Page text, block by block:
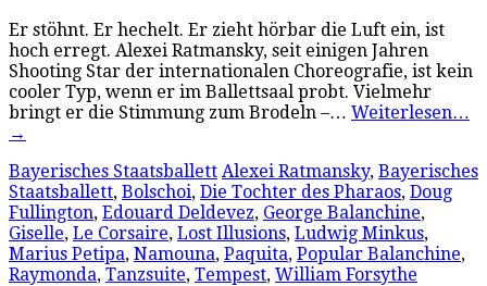
Er stöhnt. Er hechelt. Er zieht hörbar die Luft ein, ist
hoch erregt. Alexei Ratmansky, seit einigen Jahren
Shooting Star der internationalen Choreografie, ist kein
cooler Typ, wenn er im Ballettsaal probt. Vielmehr
bringt er die Stimmung zum Brodeln –… Weiterlesen…
→
Bayerisches Staatsballett Alexei Ratmansky, Bayerisches
Staatsballett, Bolschoi, Die Tochter des Pharaos, Doug
Fullington, Edouard Deldevez, George Balanchine,
Giselle, Le Corsaire, Lost Illusions, Ludwig Minkus,
Marius Petipa, Namouna, Paquita, Popular Balanchine,
Raymonda, Tanzsuite, Tempest, William Forsythe